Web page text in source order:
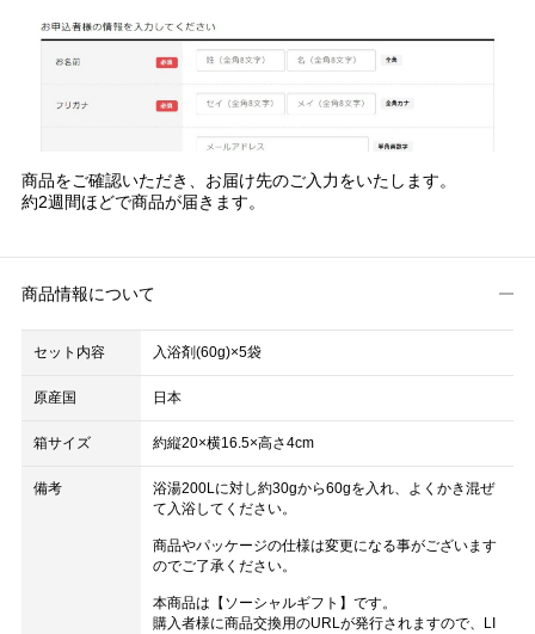
商品をご確認いただき、お届け先のご入力をいたします。
約2週間ほどで商品が届きます。
商品情報について
セット内容 入浴剤(60g)×5袋
原産国 日本
箱サイズ 約縦20×横16.5×高さ4cm
備考
浴湯200Lに対し約30gから60gを入れ、よくかき混ぜ
て入浴してください。
商品やパッケージの仕様は変更になる事がございます
のでご了承ください。
本商品は【ソーシャルギフト】です。
購入者様に商品交換用のURLが発行されますので、LI